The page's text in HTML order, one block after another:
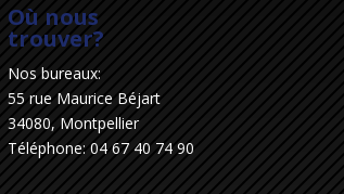
Où nous
trouver?
Nos bureaux:
55 rue Maurice Béjart
34080, Montpellier
Téléphone:04 67 40 74 90